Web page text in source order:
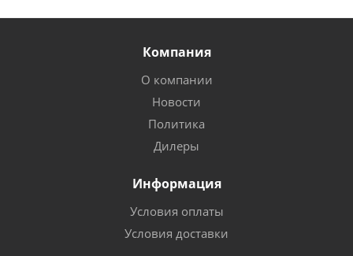
Компания
О компании
Новости
Политика
Дилеры
Информация
Условия оплаты
Условия доставки